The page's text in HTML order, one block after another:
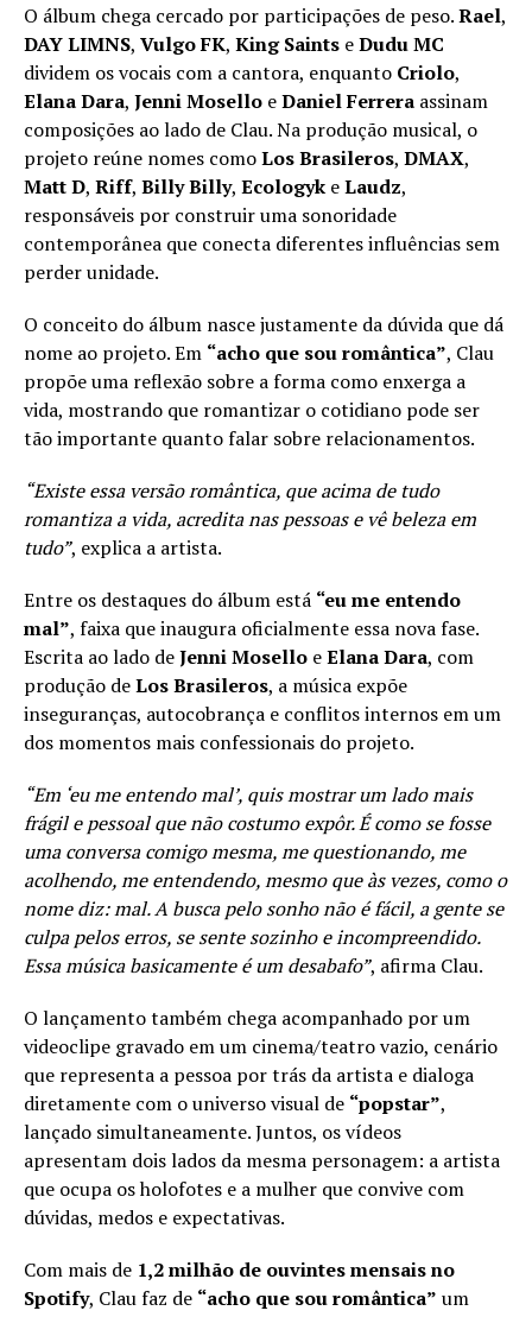
O álbum chega cercado por participações de peso.Rael,
DAY LIMNS, Vulgo FK, King Saints eDudu MC
dividem os vocais com a cantora, enquanto Criolo,
Elana Dara, Jenni Mosello eDaniel Ferrera assinam
composições ao lado de Clau. Na produção musical, o
projeto reúne nomes comoLos Brasileros, DMAX,
Matt D, Riff, Billy Billy, Ecologyk eLaudz,
responsáveis por construir uma sonoridade
contemporânea que conecta diferentes influências sem
perder unidade.
O conceito do álbum nasce justamente da dúvida que dá
nome ao projeto. Em “acho que sou romântica”, Clau
propõe uma reflexão sobre a forma como enxerga a
vida, mostrando que romantizar o cotidiano pode ser
tão importante quanto falar sobre relacionamentos.
“Existe essa versão romântica, que acima de tudo
romantiza a vida, acredita nas pessoas e vê beleza em
tudo”, explica a artista.
Entre os destaques do álbum está “eu me entendo
mal”, faixa que inaugura oficialmente essa nova fase.
Escrita ao lado deJenni Mosello eElana Dara, com
produção deLos Brasileros, a música expõe
inseguranças, autocobrança e conflitos internos em um
dos momentos mais confessionais do projeto.
“Em ‘eu me entendo mal’, quis mostrar um lado mais
frágil e pessoal que não costumo expôr. É como se fosse
uma conversa comigo mesma, me questionando, me
acolhendo, me entendendo, mesmo que às vezes, como o
nome diz: mal. A busca pelo sonho não é fácil, a gente se
culpa pelos erros, se sente sozinho e incompreendido.
Essa música basicamente é um desabafo”, afirma Clau.
O lançamento também chega acompanhado por um
videoclipe gravado em um cinema/teatro vazio, cenário
que representa a pessoa por trás da artista e dialoga
diretamente com o universo visual de “popstar”,
lançado simultaneamente. Juntos, os vídeos
apresentam dois lados da mesma personagem: a artista
que ocupa os holofotes e a mulher que convive com
dúvidas, medos e expectativas.
Com mais de 1,2 milhão de ouvintes mensais no
Spotify, Clau faz de “acho que sou romântica” um